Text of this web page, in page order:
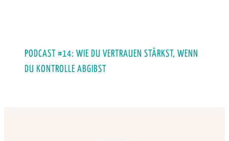
PODCAST #14: WIE DU VERTRAUEN STÄRKST, WENN
DU KONTROLLE ABGIBST